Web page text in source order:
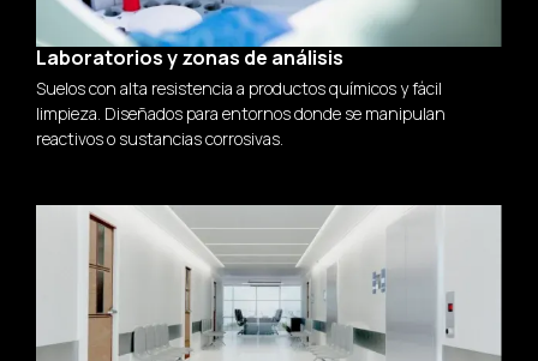
Laboratorios y zonas de análisis
Suelos con alta resistencia a productos químicos y fácil
limpieza. Diseñados para entornos donde se manipulan
reactivos o sustancias corrosivas.